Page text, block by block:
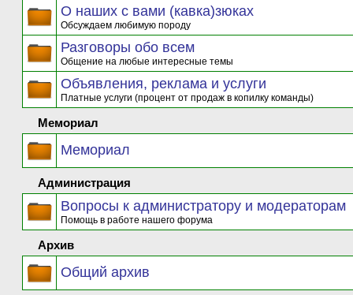
О наших с вами (кавка)зюках
Обсуждаем любимую породу
Разговоры обо всем
Общение на любые интересные темы
Объявления, реклама и услуги
Платные услуги (процент от продаж в копилку команды)
Мемориал
Мемориал
Администрация
Вопросы к администратору и модераторам
Помощь в работе нашего форума
Архив
Общий архив